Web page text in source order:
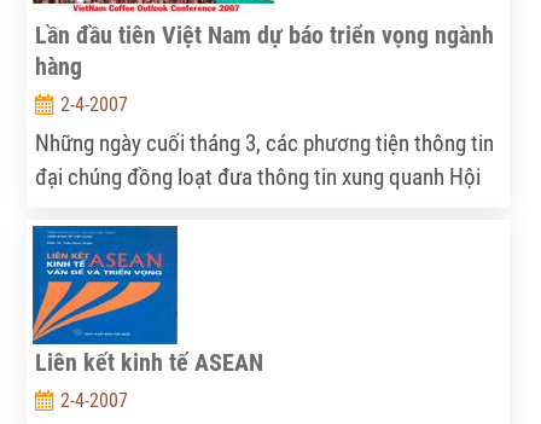
Lần đầu tiên Việt Nam dự báo triển vọng ngành
hàng
2-4-2007
Những ngày cuối tháng 3, các phương tiện thông tin
đại chúng đồng loạt đưa thông tin xung quanh Hội
2007”
Liên kết kinh tế ASEAN
2-4-2007